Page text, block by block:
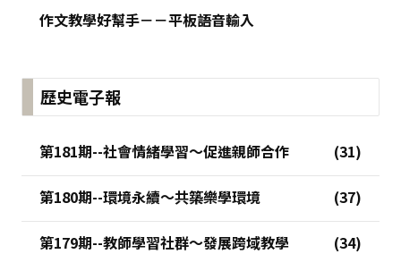
作文教學好幫手－－平板語音輸入
歷史電子報
第181期--社會情緒學習～促進親師合作
第180期--環境永續～共築樂學環境
第179期--教師學習社群～發展跨域教學